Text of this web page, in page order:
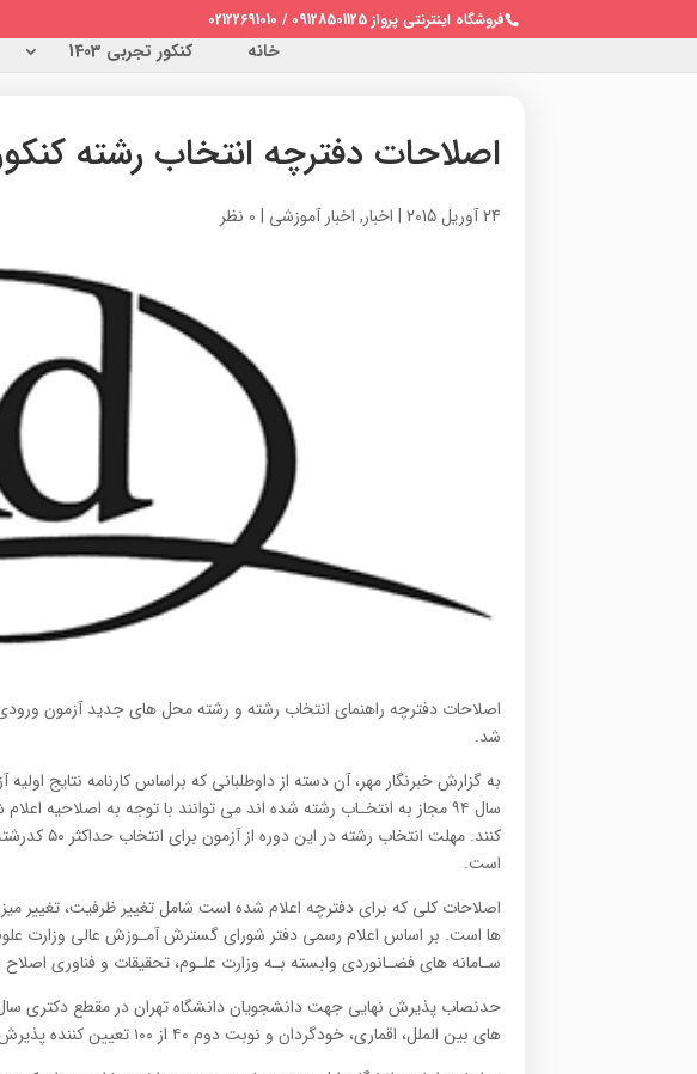
فروشگاه اینترنتی پرواز 09128501125 / 02122691010
خانه کنکور تجربی 1403
اصلاحات دفترچه انتخاب رشته
24 آوریل 2015 | اخبار, اخبار آموزشی | 0 نظر
شد.
ﺳﺎل ۹۴ ﻣﺠﺎز ﺑﻪ اﻧﺘﺨـﺎب رﺷﺘﻪ شده اند می توانند با توجه به اصلاحیه
است.
اﺻﻼﺣﺎت کلی که برای دفترچه اعلام شده است شامل تغییر ظرفیت، تغییر
ها است. بر اﺳﺎس اﻋﻼم رسمی دﻓﺘﺮ ﺷﻮرای ﮔﺴﺘﺮش آﻣـﻮزش ﻋﺎلی وزارت
ﺳـﺎﻣﺎﻧﻪ های ﻓﻀـﺎﻧﻮردی واﺑﺴﺘﻪ ﺑـﻪ وزارت ﻋﻠـﻮم، ﺗﺤﻘﻴﻘﺎت و ﻓﻨﺎوری
های بین الملل، اﻗﻤﺎری، ﺧﻮدﮔﺮدان و ﻧﻮﺑﺖ دوم ۴۰ از ۱۰۰ تعیین ﻛﻨﻨﺪه ﭘﺬﻳﺮش ﻧﻬﺎیی داوﻃﻠﺒﺎن است.